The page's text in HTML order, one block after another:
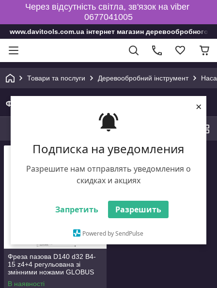
Подписка на уведомления
Разрешите нам отправлять уведомления о
скидках и акциях
Запретить Разрешить
Powered by SendPulse
×
Через відсутність світла, зв'язок на viber
0677041005
www.davitools.com.ua інтернет магазин деревообробного
Товари та послуги Деревообробний інструмент
Фреза пазова регульована
Фреза пазова D140 d32 B4-
15 z4+4 регульована зі
змінними ножами GLOBUS
10.1008
В наявності